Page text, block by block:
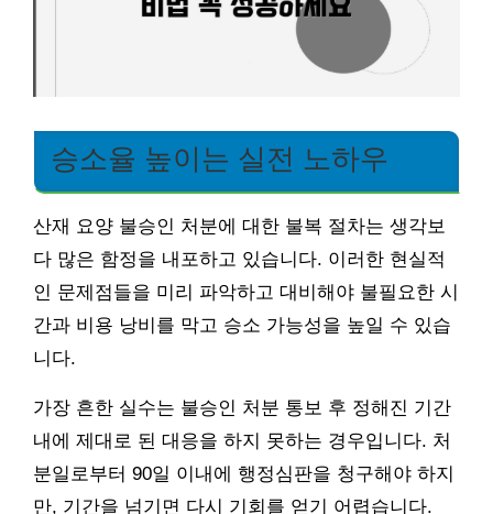
승소율 높이는 실전 노하우
산재 요양 불승인 처분에 대한 불복 절차는 생각보
다 많은 함정을 내포하고 있습니다. 이러한 현실적
인 문제점들을 미리 파악하고 대비해야 불필요한 시
간과 비용 낭비를 막고 승소 가능성을 높일 수 있습
니다.
가장 흔한 실수는 불승인 처분 통보 후 정해진 기간
내에 제대로 된 대응을 하지 못하는 경우입니다. 처
분일로부터 90일 이내에 행정심판을 청구해야 하지
만, 기간을 넘기면 다시 기회를 얻기 어렵습니다.